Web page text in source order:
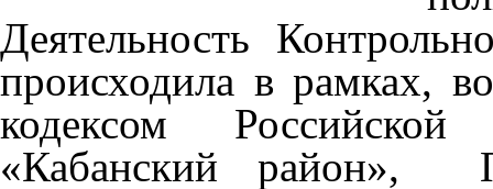
Деятельность
происходила в рамках,
кодексом
«Кабанский район»,